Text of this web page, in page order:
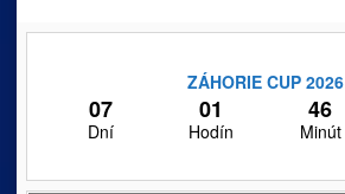
ZÁHORIE CUP 2026
07
Dní
01
Hodín
46
Minút